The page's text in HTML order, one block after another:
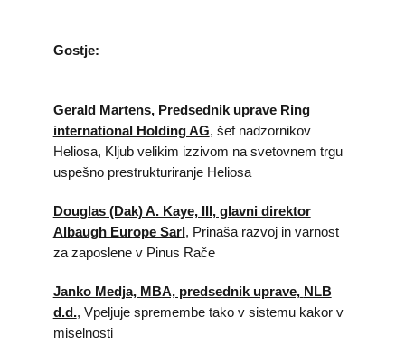
Gostje:
Gerald Martens, Predsednik uprave Ring
international Holding AG, šef nadzornikov
Heliosa, Kljub velikim izzivom na svetovnem trgu
uspešno prestrukturiranje Heliosa
Douglas (Dak) A. Kaye, III, glavni direktor
Albaugh Europe Sarl, Prinaša razvoj in varnost
za zaposlene v Pinus Rače
Janko Medja, MBA, predsednik uprave, NLB
d.d., Vpeljuje spremembe tako v sistemu kakor v
miselnosti